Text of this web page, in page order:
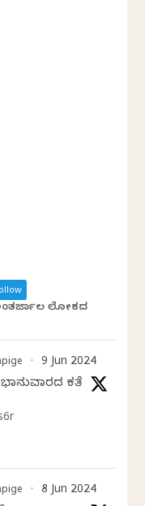
ಲೋಕದ
· 9 Jun 2024
ಕತೆ
· 8 Jun 2024